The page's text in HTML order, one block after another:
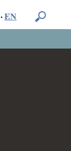
·EN